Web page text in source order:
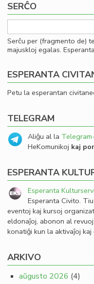
SERĈO
Serĉu per (fragmento de)
majuskloj egalas.
ESPERANTA
Petu la esperantan
TELEGRAM
Aliĝu al la
HeKomunikoj kaj
ESPERANTA
Esperanta
Esperanta Civito.
eventoj kaj kursoj
eldonaĵoj, abonon al
konatiĝi kun la aktivaĵoj
ARKIVO
aŭgusto 2026 (4)